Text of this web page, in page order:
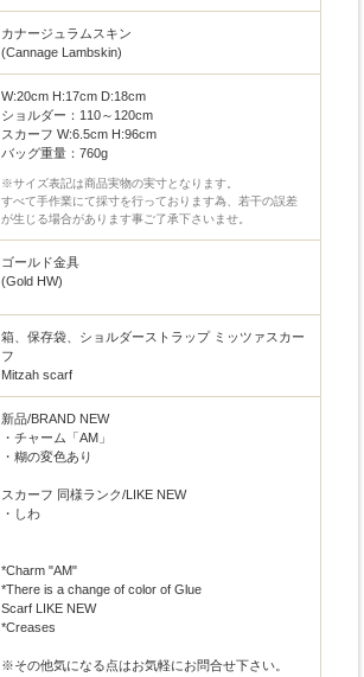
カナージュラムスキン
(Cannage Lambskin)
W:20cm H:17cm D:18cm
ショルダー：110～120cm
スカーフ W:6.5cm H:96cm
バッグ重量：760g
※サイズ表記は商品実物の実寸となります。
すべて手作業にて採寸を行っております為、若干の誤差
が生じる場合があります事ご了承下さいませ。
ゴールド金具
(Gold HW)
箱、保存袋、ショルダーストラップ ミッツァスカー
フ
Mitzah scarf
新品/BRAND NEW
・チャーム「AM」
・糊の変色あり
スカーフ 同様ランク/LIKE NEW
・しわ
*Charm "AM"
*There is a change of color of Glue
Scarf LIKE NEW
*Creases
※その他気になる点はお気軽にお問合せ下さい。